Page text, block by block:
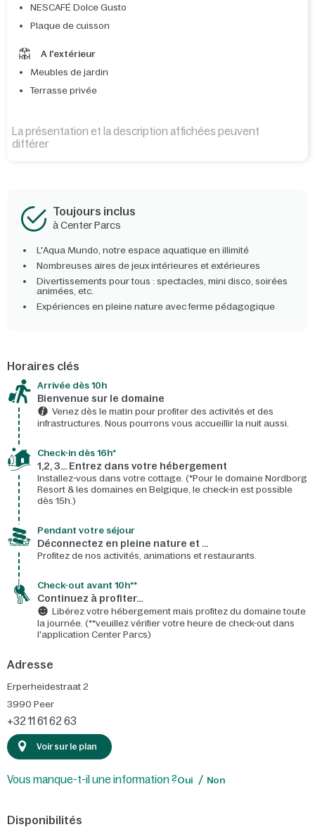
NESCAFÉ Dolce Gusto
Plaque de cuisson
A l'extérieur
Meubles de jardin
Terrasse privée
La présentation et la description affichées peuvent
différer
Toujours inclus
à Center Parcs
L'Aqua Mundo, notre espace aquatique en illimité
Nombreuses aires de jeux intérieures et extérieures
Divertissements pour tous : spectacles, mini disco, soirées
animées, etc.
Expériences en pleine nature avec ferme pédagogique
Horaires clés
Arrivée dès 10h​
Bienvenue sur le domaine​
Venez dès le matin pour profiter des activités et des
infrastructures. Nous pourrons vous accueillir la nuit aussi.
Check-in dès 16h*​
1,2, 3… Entrez dans votre hébergement
Installez-vous dans votre cottage. (*Pour le domaine Nordborg
Resort & les domaines en Belgique, le check-in est possible
dès 15h.)
Pendant votre séjour
Déconnectez en pleine nature et …
Profitez de nos activités, animations et restaurants.
Check-out avant 10h**
Continuez à profiter…
Libérez votre hébergement mais profitez du domaine toute
la journée. (**veuillez vérifier votre heure de check-out dans
l'application Center Parcs)
Adresse
Erperheidestraat 2
3990 Peer
+32 11 61 62 63
Voir sur le plan
Vous manque-t-il une information ?Oui Non
Disponibilités